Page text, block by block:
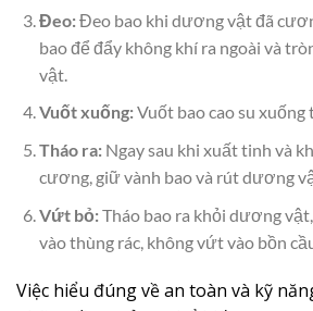
Đeo:Đeo bao khi dương vật đã
bao để đẩy không khí ra ngoài và
vật.
Vuốt xuống:Vuốt bao cao su
Tháo ra:Ngay sau khi xuất tinh và
cương, giữ vành bao và rút dương
Vứt bỏ:Tháo bao ra khỏi dương
vào thùng rác, không vứt vào bồn
Việc hiểu đúng về an toàn và kỹ